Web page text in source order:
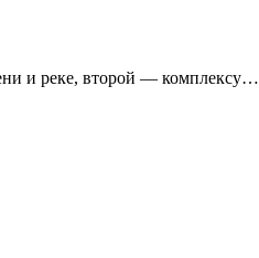
и реке, второй — комплексу…